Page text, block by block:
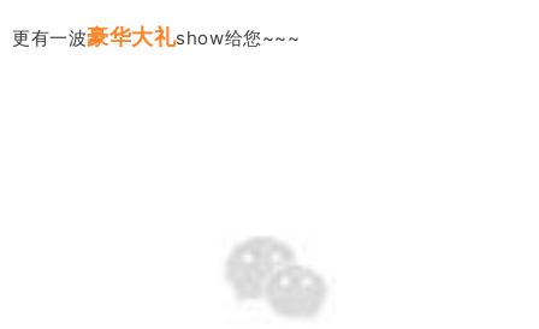
更有一波豪华大礼show给您~~~